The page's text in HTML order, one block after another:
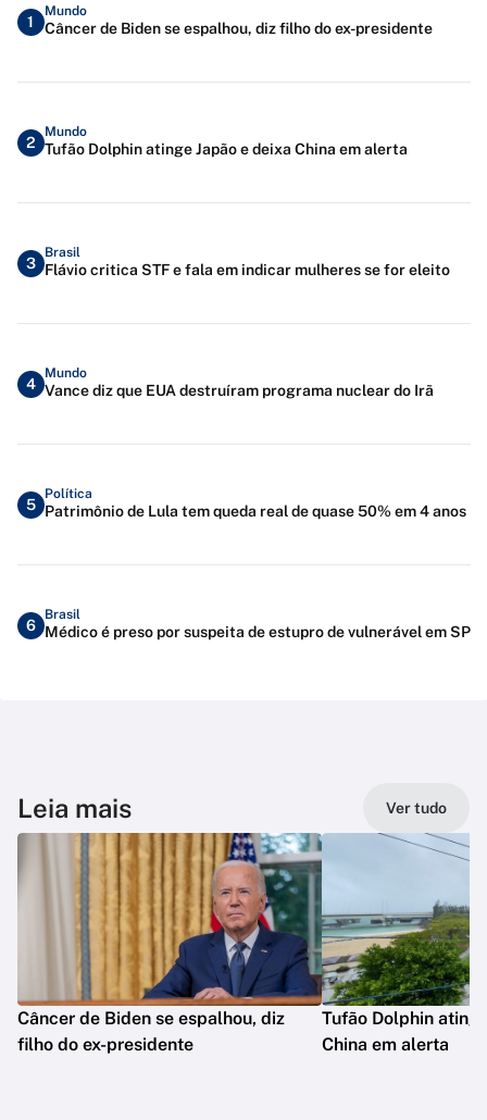
1
Mundo
Câncer de Biden se espalhou, diz filho do ex-presidente
2
Mundo
Tufão Dolphin atinge Japão e deixa China em alerta
3
Brasil
Flávio critica STF e fala em indicar mulheres se for eleito
4
Mundo
Vance diz que EUA destruíram programa nuclear do Irã
5
Política
Patrimônio de Lula tem queda real de quase 50% em 4 anos
6
Brasil
Médico é preso por suspeita de estupro de vulnerável em SP
Leia mais Ver tudo
Câncer de Biden se espalhou, diz
filho do ex-presidente
Tufão Dolphin
China em alerta